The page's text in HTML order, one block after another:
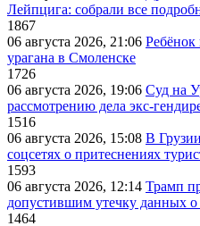
Лейпцига: собрали все
1867
06 августа 2026, 21:06
урагана в Смоленске
1726
06 августа 2026, 19:06 Суд на
рассмотрению дела экс-
1516
06 августа 2026, 15:08 В
соцсетях о притеснениях
1593
06 августа 2026, 12:14 Трамп
допустившим утечку данных
1464